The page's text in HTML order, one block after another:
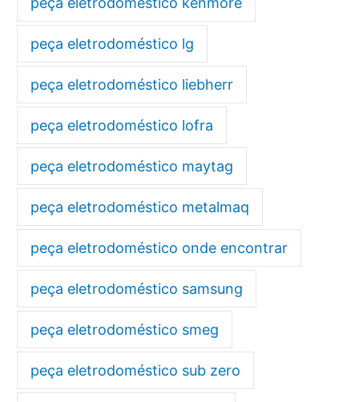
peça eletrodoméstico lg
peça eletrodoméstico liebherr
peça eletrodoméstico lofra
peça eletrodoméstico maytag
peça eletrodoméstico metalmaq
peça eletrodoméstico onde encontrar
peça eletrodoméstico samsung
peça eletrodoméstico smeg
peça eletrodoméstico sub zero